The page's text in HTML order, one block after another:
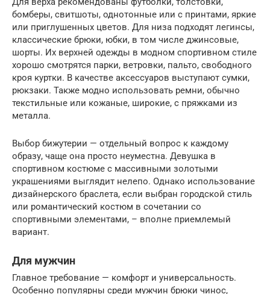
бомберы, свитшоты, однотонные или с принтами, яркие
или приглушенных цветов. Для низа подходят легинсы,
классические брюки, юбки, в том числе джинсовые,
шорты. Их верхней одежды в модном спортивном стиле
хорошо смотрятся парки, ветровки, пальто, свободного
кроя куртки. В качестве аксессуаров выступают сумки,
рюкзаки. Также модно использовать ремни, обычно
текстильные или кожаные, широкие, с пряжками из
металла.
Выбор бижутерии — отдельный вопрос к каждому
образу, чаще она просто неуместна. Девушка в
спортивном костюме с массивными золотыми
украшениями выглядит нелепо. Однако использование
дизайнерского браслета, если выбран городской стиль
или романтический костюм в сочетании со
спортивными элементами, – вполне приемлемый
вариант.
Для мужчин
Главное требование — комфорт и универсальность.
Особенно популярны среди мужчин брюки чинос,